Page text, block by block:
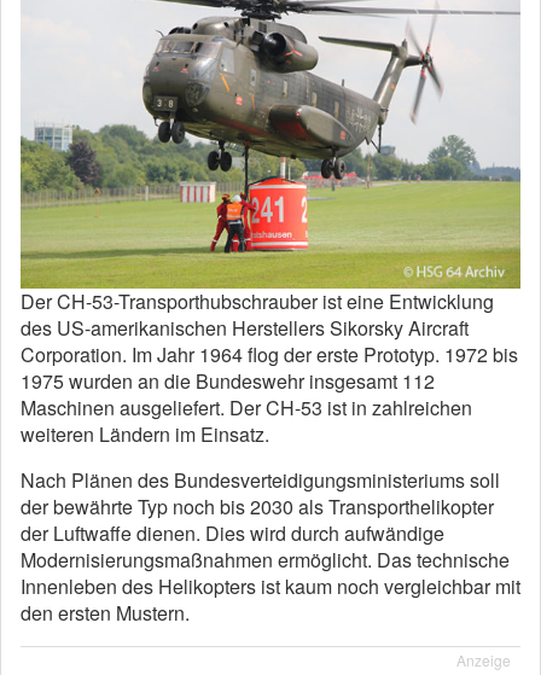
Der CH-53-Transporthubschrauber ist eine Entwicklung
des US-amerikanischen Herstellers Sikorsky Aircraft
Corporation. Im Jahr 1964 flog der erste Prototyp. 1972 bis
1975 wurden an die Bundeswehr insgesamt 112
Maschinen ausgeliefert. Der CH-53 ist in zahlreichen
weiteren Ländern im Einsatz.
Nach Plänen des Bundesverteidigungsministeriums soll
der bewährte Typ noch bis 2030 als Transporthelikopter
der Luftwaffe dienen. Dies wird durch aufwändige
Modernisierungsmaßnahmen ermöglicht. Das technische
Innenleben des Helikopters ist kaum noch vergleichbar mit
den ersten Mustern.
Anzeige